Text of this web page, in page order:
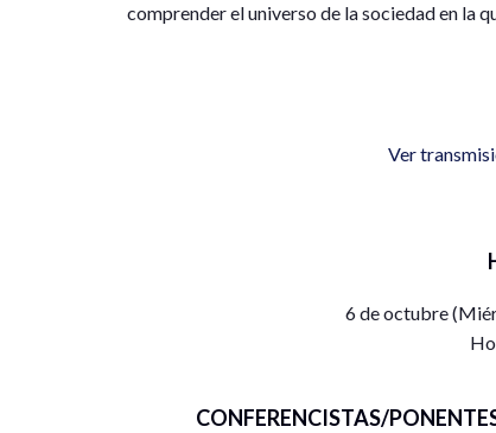
comprender el universo de la sociedad en la
Ver
6 de octubre
CONFERENCISTAS/